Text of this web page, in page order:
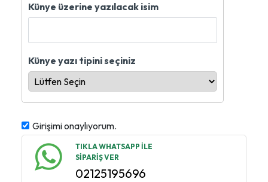
Künye üzerine yazılacak isim
Künye yazı tipini seçiniz
Girişimi onaylıyorum.
TIKLA WHATSAPP İLE
SİPARİŞ VER
02125195696